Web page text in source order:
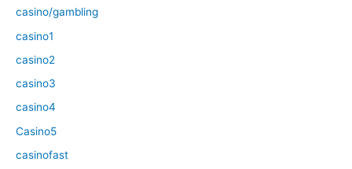
casino/gambling
casino1
casino2
casino3
casino4
Casino5
casinofast